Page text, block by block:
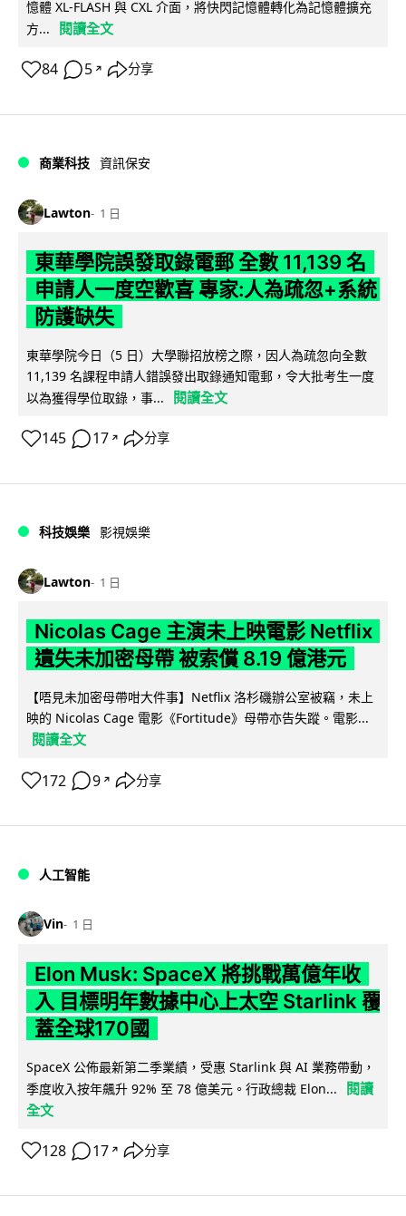
憶體 XL-FLASH 與 CXL 介面，將快閃記憶體轉化為記憶體擴充
方...
閱讀全文
84 5 ↗ 分享
商業科技 資訊保安
Lawton 1 日
東華學院誤發取錄電郵 全數 11,139 名
申請人一度空歡喜 專家:人為疏忽+系統
防護缺失
東華學院今日（5 日）大學聯招放榜之際，因人為疏忽向全數
11,139 名課程申請人錯誤發出取錄通知電郵，令大批考生一度
以為獲得學位取錄，事...
閱讀全文
145 17 ↗ 分享
科技娛樂 影視娛樂
Lawton 1 日
Nicolas Cage 主演未上映電影 Netflix
遺失未加密母帶 被索償 8.19 億港元
【唔見未加密母帶咁大件事】Netflix 洛杉磯辦公室被竊，未上
映的 Nicolas Cage 電影《Fortitude》母帶亦告失蹤。電影...
閱讀全文
172 9 ↗ 分享
人工智能
Vin 1 日
Elon Musk: SpaceX 將挑戰萬億年收
入 目標明年數據中心上太空 Starlink 覆
蓋全球170國
SpaceX 公佈最新第二季業績，受惠 Starlink 與 AI 業務帶動，
季度收入按年飆升 92% 至 78 億美元。行政總裁 Elon...
閱讀
全文
128 17 ↗ 分享